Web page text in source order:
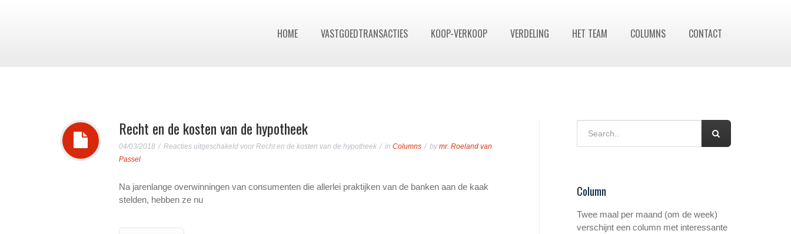
HOME VASTGOEDTRANSACTIES KOOP-VERKOOP VERDELING HET TEAM COLUMNS CONTACT
Recht en de kosten van de hypotheek
04/03/2018 Reacties uitgeschakeld voor Recht en de kosten van de hypotheek in Columns bymr. Roeland van
Passel
Na jarenlange overwinningen van consumenten die allerlei praktijken van de banken aan de kaak
stelden, hebben ze nu
Column
Twee maal per maand (om de week)
verschijnt een column met interessante